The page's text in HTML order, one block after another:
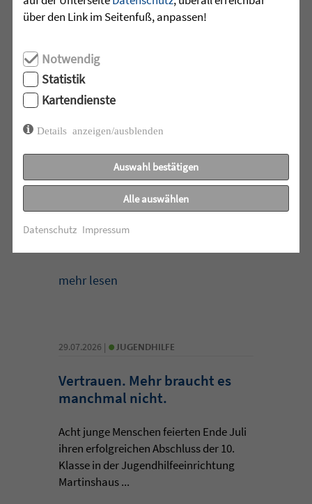
persönlich bei ihnen ...
•
Viel Zeit und Engagement stecken in den
Erfolgen der Schulschach-
Mannschaften von Leopoldschule
Altshausen und Schule am Wolfsbühl
mehr lesen
29.07.2026 | • JUGENDHILFE
Vertrauen. Mehr braucht es
manchmal nicht.
Acht junge Menschen feierten Ende Juli
ihren erfolgreichen Abschluss der 10.
Klasse in der Jugendhilfeeinrichtung
Martinshaus ...
über den Link im Seitenfuß, anpassen!
Notwendig
Statistik
Kartendienste
Details anzeigen/ausblenden
Auswahl bestätigen
Alle auswählen
Datenschutz Impressum